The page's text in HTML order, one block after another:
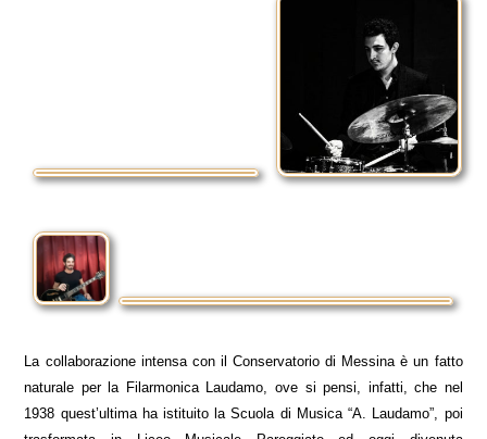
La collaborazione intensa con il Conservatorio di Messina è un fatto
naturale per la Filarmonica Laudamo, ove si pensi, infatti, che nel
1938 quest’ultima ha istituito la Scuola di Musica “A. Laudamo”, poi